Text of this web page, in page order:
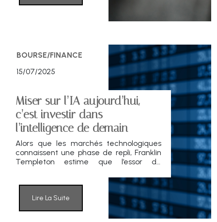
BOURSE/FINANCE
15/07/2025
Miser sur l’IA aujourd’hui,
c’est investir dans
l’intelligence de demain
Alors que les marchés technologiques
connaissent une phase de repli, Franklin
Templeton estime que l’essor de
l’IA générative et agentique – ouvre une
fenêtre stratégique pour les
investisseurs long terme. Retour sur les
grandes leçons de l’histoire
technologique et les opportunités à
Lire La Suite